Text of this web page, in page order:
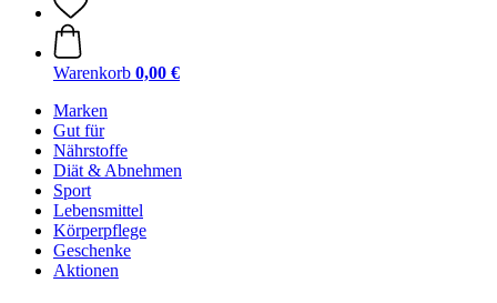
Warenkorb 0,00 €
Marken
Gut für
Nährstoffe
Diät & Abnehmen
Sport
Lebensmittel
Körperpflege
Geschenke
Aktionen